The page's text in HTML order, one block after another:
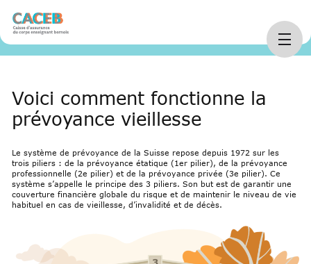
Homearrow_right_alt
Personnes
assurées
Voici comment fonctionne la
prévoyance vieillesse
Le système de prévoyance de la Suisse repose depuis 1972 sur les
trois piliers : de la prévoyance étatique (1er pilier), de la prévoyance
professionnelle (2e pilier) et de la prévoyance privée (3e pilier). Ce
système s’appelle le principe des 3 piliers. Son but est de garantir une
couverture financière globale du risque et de maintenir le niveau de vie
habituel en cas de vieillesse, d’invalidité et de décès.